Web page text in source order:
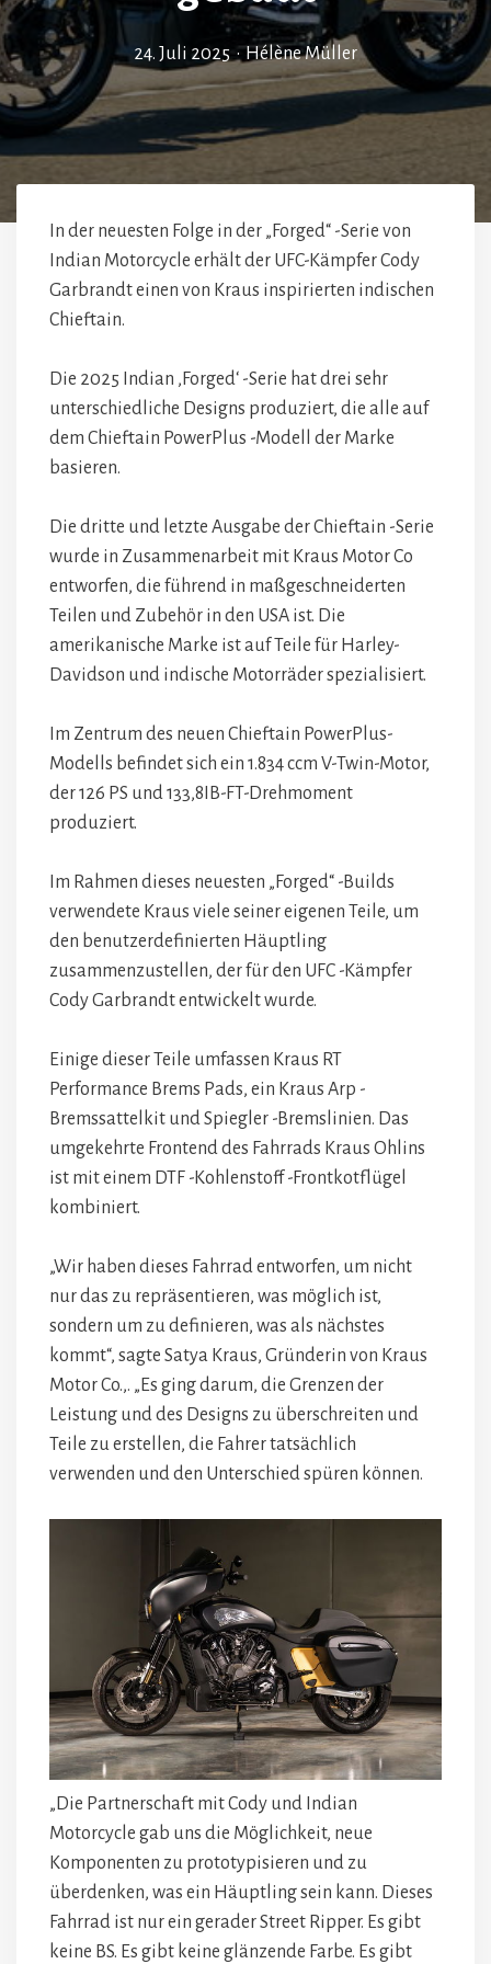
24. Juli 2025 • Hélène Müller
In der neuesten Folge in der „Forged“ -Serie von
Indian Motorcycle erhält der UFC-Kämpfer Cody
Garbrandt einen von Kraus inspirierten indischen
Chieftain.
Die 2025 Indian ‚Forged‘ -Serie hat drei sehr
unterschiedliche Designs produziert, die alle auf
dem Chieftain PowerPlus -Modell der Marke
basieren.
Die dritte und letzte Ausgabe der Chieftain -Serie
wurde in Zusammenarbeit mit Kraus Motor Co
entworfen, die führend in maßgeschneiderten
Teilen und Zubehör in den USA ist. Die
amerikanische Marke ist auf Teile für Harley-
Davidson und indische Motorräder spezialisiert.
Im Zentrum des neuen Chieftain PowerPlus-
Modells befindet sich ein 1.834 ccm V-Twin-Motor,
der 126 PS und 133,8IB-FT-Drehmoment
produziert.
Im Rahmen dieses neuesten „Forged“ -Builds
verwendete Kraus viele seiner eigenen Teile, um
den benutzerdefinierten Häuptling
zusammenzustellen, der für den UFC -Kämpfer
Cody Garbrandt entwickelt wurde.
Einige dieser Teile umfassen Kraus RT
Performance Brems Pads, ein Kraus Arp -
Bremssattelkit und Spiegler -Bremslinien. Das
umgekehrte Frontend des Fahrrads Kraus Ohlins
ist mit einem DTF -Kohlenstoff -Frontkotflügel
kombiniert.
„Wir haben dieses Fahrrad entworfen, um nicht
nur das zu repräsentieren, was möglich ist,
sondern um zu definieren, was als nächstes
kommt“, sagte Satya Kraus, Gründerin von Kraus
Motor Co.,. „Es ging darum, die Grenzen der
Leistung und des Designs zu überschreiten und
Teile zu erstellen, die Fahrer tatsächlich
verwenden und den Unterschied spüren können.
„Die Partnerschaft mit Cody und Indian
Motorcycle gab uns die Möglichkeit, neue
Komponenten zu prototypisieren und zu
überdenken, was ein Häuptling sein kann. Dieses
Fahrrad ist nur ein gerader Street Ripper. Es gibt
keine BS. Es gibt keine glänzende Farbe. Es gibt